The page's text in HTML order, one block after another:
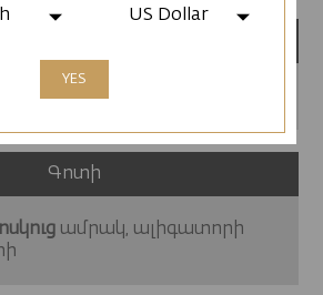
նվերի տուփ
Գոտի
ամրակ, ալիգատորի
US Dollar
YES